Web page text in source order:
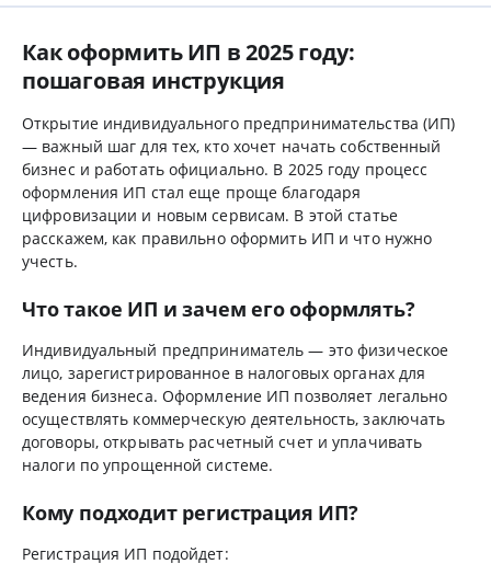
Как оформить ИП в 2025 году:
пошаговая инструкция
Открытие индивидуального предпринимательства (ИП)
— важный шаг для тех, кто хочет начать собственный
бизнес и работать официально. В 2025 году процесс
оформления ИП стал еще проще благодаря
цифровизации и новым сервисам. В этой статье
расскажем, как правильно оформить ИП и что нужно
учесть.
Что такое ИП и зачем его оформлять?
Индивидуальный предприниматель — это физическое
лицо, зарегистрированное в налоговых органах для
ведения бизнеса. Оформление ИП позволяет легально
осуществлять коммерческую деятельность, заключать
договоры, открывать расчетный счет и уплачивать
налоги по упрощенной системе.
Кому подходит регистрация ИП?
Регистрация ИП подойдет: